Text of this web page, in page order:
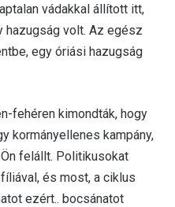
vádakkal állított itt,
hazugság volt. Az egész
egy óriási hazugság
fehéren kimondták, hogy
kormányellenes kampány,
felállt. Politikusokat
és most, a ciklus
ezért.. bocsánatot